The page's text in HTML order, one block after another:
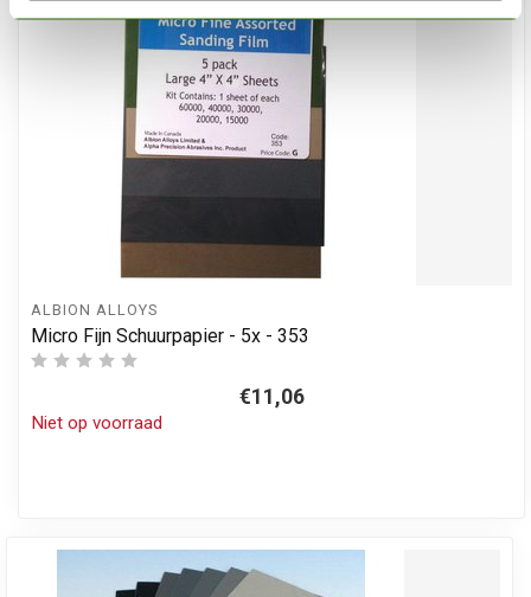
ALBION ALLOYS
Micro Fijn Schuurpapier - 5x - 353
€11,06
Niet op voorraad